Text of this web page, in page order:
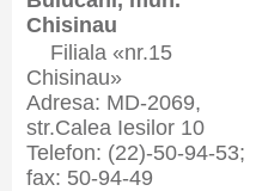
Chisinau
Filiala «nr.15
Chisinau»
Adresa: MD-2069,
str.Calea Iesilor 10
Telefon: (22)-50-94-53;
fax: 50-94-49